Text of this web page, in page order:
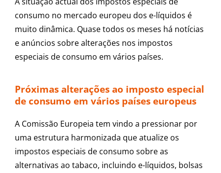
consumo no mercado europeu dos e-líquidos é
muito dinâmica. Quase todos os meses há notícias
e anúncios sobre alterações nos impostos
especiais de consumo em vários países.
Próximas alterações ao imposto especial
de consumo em vários países europeus
A Comissão Europeia tem vindo a pressionar por
uma estrutura harmonizada que atualize os
impostos especiais de consumo sobre as
alternativas ao tabaco, incluindo e-líquidos, bolsas